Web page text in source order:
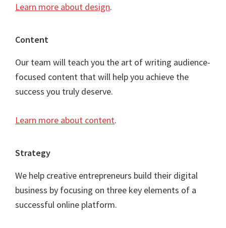
Learn more about design.
Content
Our team will teach you the art of writing audience-
focused content that will help you achieve the
success you truly deserve.
Learn more about content.
Strategy
We help creative entrepreneurs build their digital
business by focusing on three key elements of a
successful online platform.